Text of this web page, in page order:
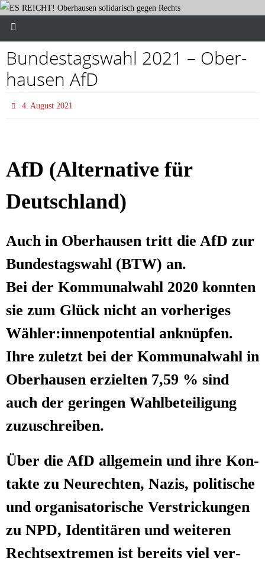
Bun­des­tags­wahl 2021 – Ober­
hau­sen AfD
4. August 2021
AfD (Alter­na­ti­ve für
Deutschland)
Auch in Ober­hau­sen tritt die AfD zur
Bun­des­tags­wahl (BTW) an.
Bei der Kom­mu­nal­wahl 2020 konn­ten
sie zum Glück nicht an vor­he­ri­ges
Wähler:innenpotential anknüp­fen.
Ihre zuletzt bei der Kom­mu­nal­wahl in
Ober­hau­sen erziel­ten 7,59 % sind
auch der gerin­gen Wahl­be­tei­li­gung
zuzuschreiben.
Über die AfD all­ge­mein und ihre Kon­
tak­te zu Neu­rech­ten, Nazis, poli­ti­sche
und orga­ni­sa­to­ri­sche Ver­stri­ckun­gen
zu NPD, Iden­ti­tä­ren und wei­te­ren
Rechts­extre­men ist bereits viel ver­